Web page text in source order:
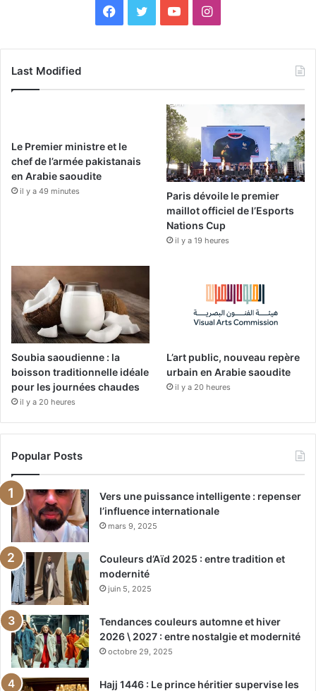
o
u
b
e
I
a
g
r
a
m
Last Modified
Le Premier ministre et le
chef de l’armée pakistanais
en Arabie saoudite
il y a 49 minutes
Paris dévoile le premier
maillot officiel de l’Esports
Nations Cup
il y a 19 heures
Soubia saoudienne : la
boisson traditionnelle idéale
pour les journées chaudes
il y a 20 heures
L’art public, nouveau repère
urbain en Arabie saoudite
il y a 20 heures
Popular Posts
Vers une puissance intelligente : repenser
l’influence internationale
mars 9, 2025
Couleurs d’Aïd 2025 : entre tradition et
modernité
juin 5, 2025
Tendances couleurs automne et hiver
2026 \ 2027 : entre nostalgie et modernité
octobre 29, 2025
Hajj 1446 : Le prince héritier supervise les